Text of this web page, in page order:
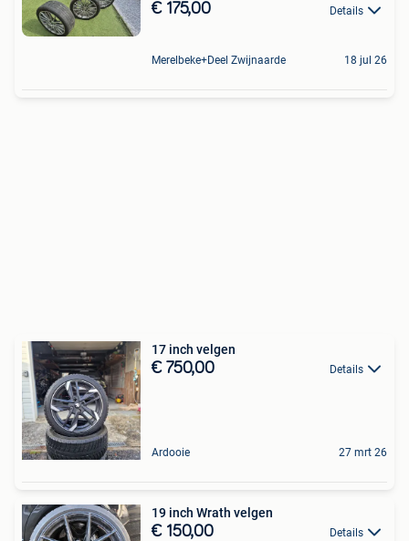
€ 175,00 Details
Merelbeke+Deel Zwijnaarde 18 jul 26
17 inch velgen
€ 750,00 Details
Ardooie 27 mrt 26
19 inch Wrath velgen
€ 150,00 Details